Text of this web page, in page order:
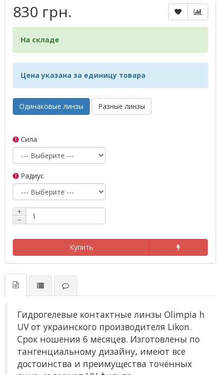
830 грн.
На складе
Цена указана за единицу товара
Одинаковые линзы Разные линзы
Сила
Радиус
+
−
Купить
Гидрогелевые контактные линзы Olimpia h
UV от украинского производителя Likon.
Срок ношения 6 месяцев. Изготовлены по
тангенциальному дизайну, имеют все
достоинства и преимущества точённых